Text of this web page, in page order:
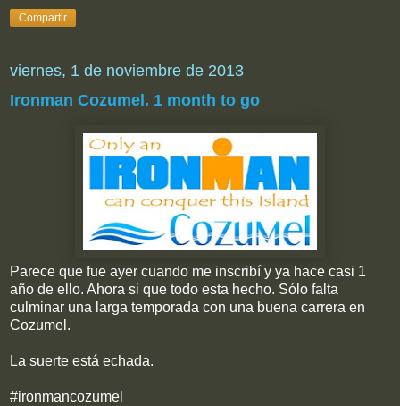
Compartir
viernes, 1 de noviembre de 2013
Ironman Cozumel. 1 month to go
Parece que fue ayer cuando me inscribí y ya hace casi 1
año de ello. Ahora si que todo esta hecho. Sólo falta
culminar una larga temporada con una buena carrera en
Cozumel.
La suerte está echada.
#ironmancozumel